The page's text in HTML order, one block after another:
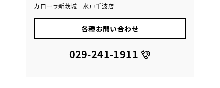
カローラ新茨城 水戸千波店
各種お問い合わせ
029-241-1911